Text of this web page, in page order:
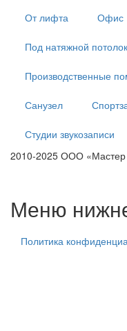
От лифта Офис
Под натяжной потолок
Производственные
Санузел
Студии звукозаписи
2010-2025 ООО
Меню
Политика